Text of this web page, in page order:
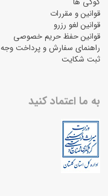
قوانین و مقررات
قوانین لغو رزرو
قوانین حفظ حریم خصوصی
راهنمای سفارش و پرداخت وجه
ثبت شکایت
به ما اعتماد کنید